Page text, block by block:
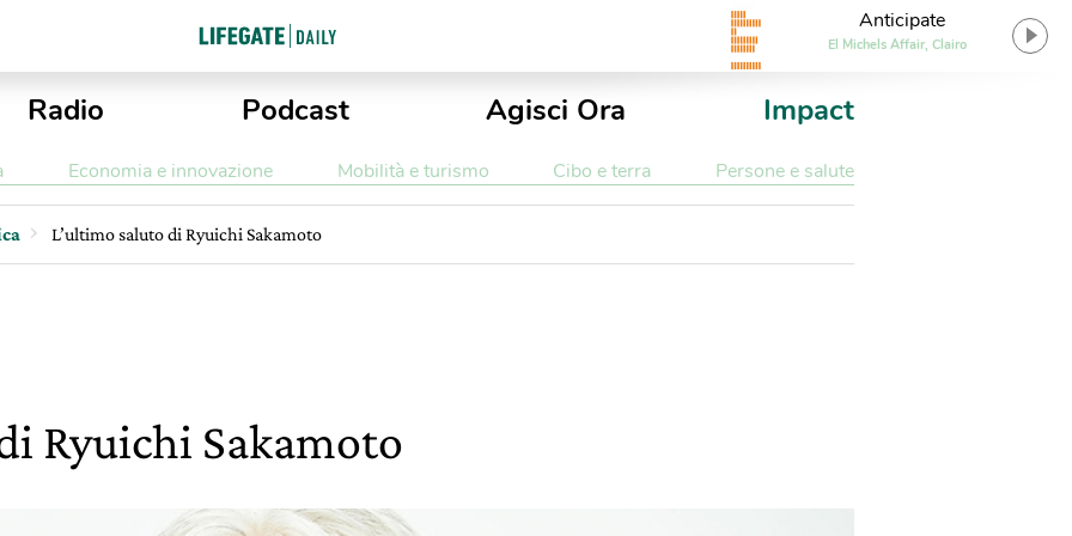
Anticipate
El Michels Affair, Clairo
Radio Podcast Agisci Ora Impact
Economia e innovazione Mobilità e turismo Cibo e terra Persone e salute
L’ultimo saluto di Ryuichi Sakamoto
Ryuichi Sakamoto